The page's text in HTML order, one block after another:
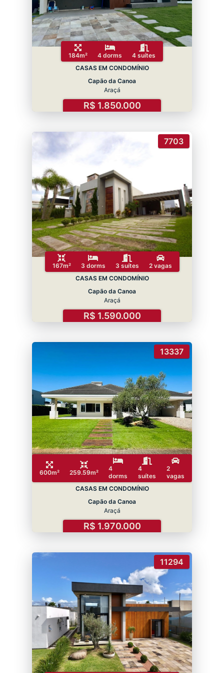
184m² 4 dorms
4 suítes
CASAS EM CONDOMÍNIO
Capão da Canoa
Araçá
R$ 1.850.000
7703
167m² 3 dorms 3 suítes
2 vagas
CASAS EM CONDOMÍNIO
Capão da Canoa
Araçá
R$ 1.590.000
13337
600m² 259.59m²
4
dorms
4
suítes
2
vagas
CASAS EM CONDOMÍNIO
Capão da Canoa
Araçá
R$ 1.970.000
11294